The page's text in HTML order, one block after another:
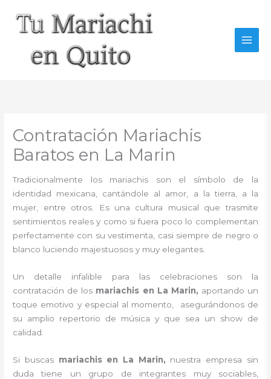
contenido
Contratación Mariachis
Baratos en La Marin
Tradicionalmente los mariachis son el símbolo de la
identidad mexicana, cantándole al amor, a la tierra, a la
mujer, entre otros. Es una cultura musical que trasmite
sentimientos reales y como si fuera poco lo complementan
perfectamente con su vestimenta, casi siempre de negro o
blanco luciendo majestuosos y muy elegantes.
Un detalle infalible para las celebraciones son la
contratación de los mariachis en La Marin, aportando un
toque emotivo y especial al momento, asegurándonos de
su amplio repertorio de música y que sea un show de
calidad.
Si buscas mariachis en La Marin, nuestra empresa
sin
duda tiene un grupo de integrantes muy sociables,